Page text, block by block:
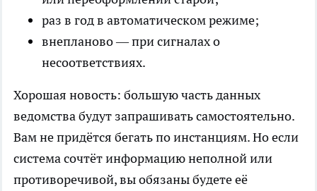
раз в год в автоматическом режиме;
внепланово — при сигналах о
несоответствиях.
Хорошая новость: большую часть данных
ведомства будут запрашивать самостоятельно.
Вам не придётся бегать по инстанциям. Но если
система сочтёт информацию неполной или
противоречивой, вы обязаны будете её